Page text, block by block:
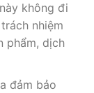
không đi
nhiệm
phẩm, dịch
đảm bảo